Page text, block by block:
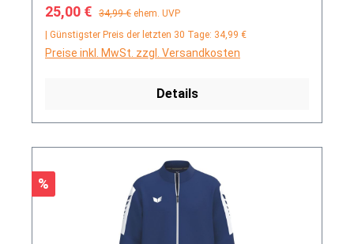
Verkaufspreis:
25,00 € Regulärer Preis:
34,99 € ehem. UVP
| Günstigster Preis der letzten 30 Tage: 34,99 €
Preise inkl. MwSt. zzgl. Versandkosten
Details
Rabatt
%